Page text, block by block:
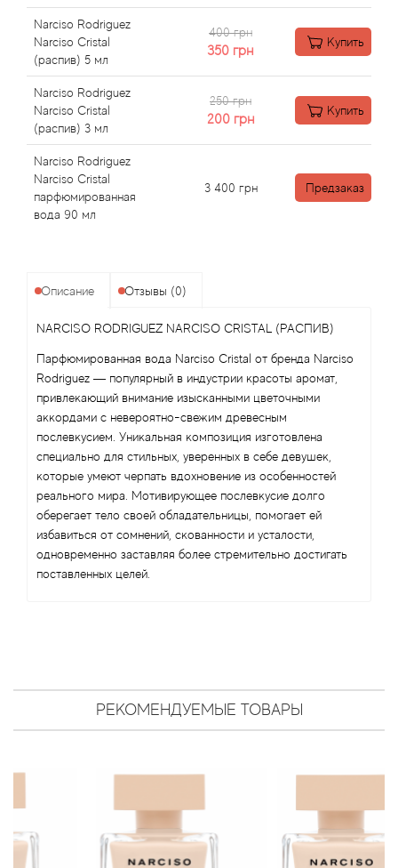
Narciso Rodriguez
Narciso Cristal
(распив) 5 мл
400 грн
350 грн
Купить
Narciso Rodriguez
Narciso Cristal
(распив) 3 мл
250 грн
200 грн
Купить
Narciso Rodriguez
Narciso Cristal
парфюмированная
вода 90 мл
3 400 грн Предзаказ
Описание Отзывы (0)
NARCISO RODRIGUEZ NARCISO CRISTAL (РАСПИВ)
Парфюмированная вода Narciso Cristal от бренда Narciso
Rodriguez — популярный в индустрии красоты аромат,
привлекающий внимание изысканными цветочными
аккордами с невероятно-свежим древесным
послевкусием. Уникальная композиция изготовлена
специально для стильных, уверенных в себе девушек,
которые умеют черпать вдохновение из особенностей
реального мира. Мотивирующее послевкусие долго
оберегает тело своей обладательницы, помогает ей
избавиться от сомнений, скованности и усталости,
одновременно заставляя более стремительно достигать
поставленных целей.
РЕКОМЕНДУЕМЫЕ ТОВАРЫ
Andre L'Arom
Angel Schlesser
Anima Mundi
Anna Sui
Annayake
Annick Goutal
Antonio Banderas
Antonio Puig
Antonio Visconti
Aquolina
Arabesque Perfumes
Ariana Grande
Arrogance